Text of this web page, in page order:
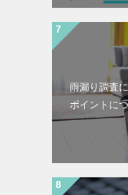
雨漏り調査
ポイントに